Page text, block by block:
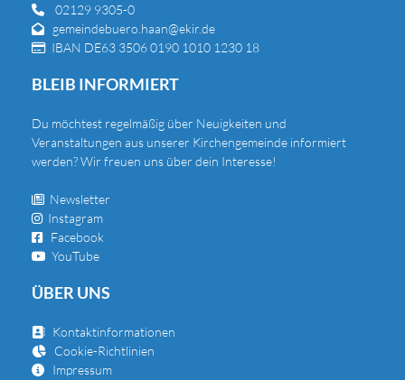
 02129 9305-0
 gemeindebuero.haan@ekir.de
 IBAN DE63 3506 0190 1010 1230 18
BLEIB INFORMIERT
Du möchtest regelmäßig über Neuigkeiten und
Veranstaltungen aus unserer Kirchengemeinde informiert
werden? Wir freuen uns über dein Interesse!
 Newsletter
 Instagram
 Facebook
 YouTube
ÜBER UNS
 Kontaktinformationen
 Cookie-Richtlinien
 Impressum